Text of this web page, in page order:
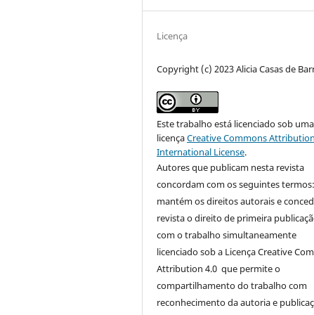
Licença
Copyright (c) 2023 Alicia Casas de
Este trabalho está licenciado sob uma
licençaCreative Commons
International License.
Autores que publicam nesta revista
concordam com os seguintes termos:
mantém os direitos autorais e
revista o direito de primeira
com o trabalho simultaneamente
licenciado sob a Licença Creative
Attribution 4.0 que permite o
compartilhamento do trabalho com
reconhecimento da autoria e